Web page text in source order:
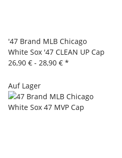
'47 Brand MLB Chicago
White Sox '47 CLEAN UP Cap
26,90 € - 28,90 € *
Auf Lager